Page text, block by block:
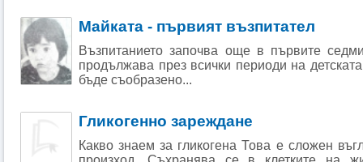
Майката - първият възпитател
Възпитанието започва още в първите
продължава през всички периоди на
бъде съобразено...
Гликогенно зареждане
Какво знаем за гликогена Това е сложен